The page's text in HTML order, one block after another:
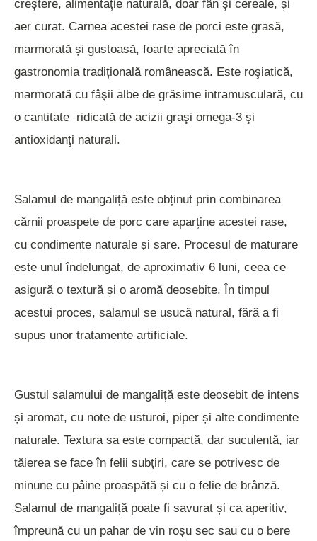
creștere, alimentație naturală, doar fân și cereale, și
aer curat. Carnea acestei rase de porci este grasă,
marmorată și gustoasă, foarte apreciată în
gastronomia tradițională românească. Este roşiatică,
marmorată cu fâşii albe de grăsime intramusculară, cu
o cantitate ridicată de acizii graşi omega-3 şi
antioxidanţi naturali.
Salamul de mangaliță este obținut prin combinarea
cărnii proaspete de porc care aparține acestei rase,
cu condimente naturale și sare. Procesul de maturare
este unul îndelungat, de aproximativ 6 luni, ceea ce
asigură o textură și o aromă deosebite. În timpul
acestui proces, salamul se usucă natural, fără a fi
supus unor tratamente artificiale.
Gustul salamului de mangaliță este deosebit de intens
și aromat, cu note de usturoi, piper și alte condimente
naturale. Textura sa este compactă, dar suculentă, iar
tăierea se face în felii subțiri, care se potrivesc de
minune cu pâine proaspătă și cu o felie de brânză.
Salamul de mangaliță poate fi savurat și ca aperitiv,
împreună cu un pahar de vin roșu sec sau cu o bere